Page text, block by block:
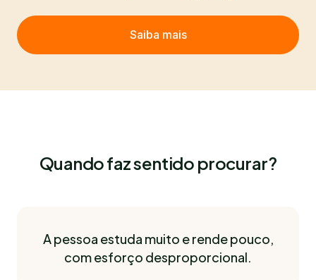
Saiba mais
Quando faz sentido procurar?
A pessoa estuda muito e rende pouco,
com esforço desproporcional.